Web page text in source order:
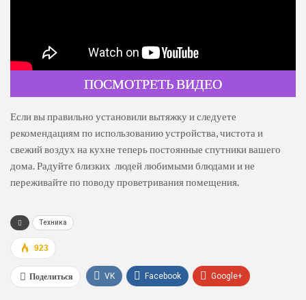
ПОСМОТРЕТЬ ВИДЕО
Если вы правильно установили вытяжку и следуете
рекомендациям по использованию устройства, чистота и
свежий воздух на кухне теперь постоянные спутники вашего
дома. Радуйте близких людей любимыми блюдами и не
переживайте по поводу проветривания помещения.
Техника
923
Поделиться VK Facebook Google+